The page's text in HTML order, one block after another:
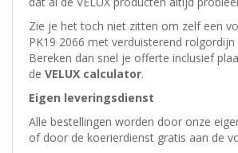
Zie je het toch niet zitten om zelf een
PK19 2066 met verduisterend rolgordijn
Bereken dan snel je offerte inclusief
de VELUX calculator.
Eigen leveringsdienst
Alle bestellingen worden door onze
of door de koerierdienst gratis aan de